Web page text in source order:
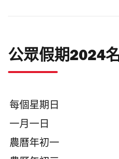
公眾假期2024
每個星期日
一月一日
農曆年初一